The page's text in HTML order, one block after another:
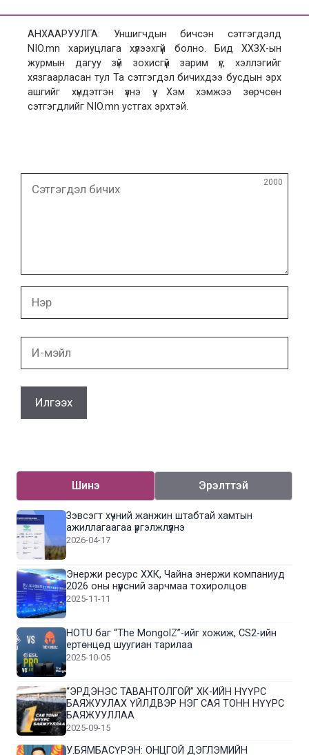
АНХААРУУЛГА: Уншигчдын бичсэн сэтгэгдэлд
NIO.mn хариуцлага хүлээхгүй болно. Бид ХХЗХ-ын
журмын дагуу зүй зохисгүй зарим үг, хэллэгийг
хязгаарласан тул Та сэтгэгдэл бичихдээ бусдын эрх
ашгийг хүндэтгэн үзнэ үү. Хэм хэмжээ зөрчсөн
сэтгэгдлийг NIO.mn устгах эрхтэй.
2000
мэйл
Шинэ Эрэлттэй
Зэвсэгт хүчний жанжин штабтай хамтын
ажиллагаагаа үргэлжлүүлнэ
2026-04-17
Энержи ресурс ХХК, Чайна энержи компаниуд
2026 оны нүүрсний зарчмаа тохиролцов
2025-11-11
HOTU баг “The MongolZ”-ийг хожиж, CS2-ийн
ертөнцөд шуугиан тарилаа
2025-10-05
“ЭРДЭНЭС ТАВАНТОЛГОЙ” ХК-ИЙН НҮҮРС
БАЯЖУУЛАХ ҮЙЛДВЭР НЭГ САЯ ТОНН НҮҮРС
БАЯЖУУЛЛАА
2025-09-15
У.БЯМБАСҮРЭН: ОНЦГОЙ ДЭГЛЭМИЙН